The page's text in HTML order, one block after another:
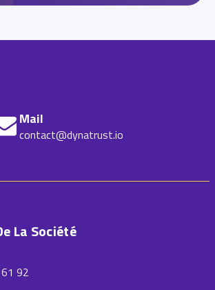
Mail
contact@dynatrust.io
La Société
92